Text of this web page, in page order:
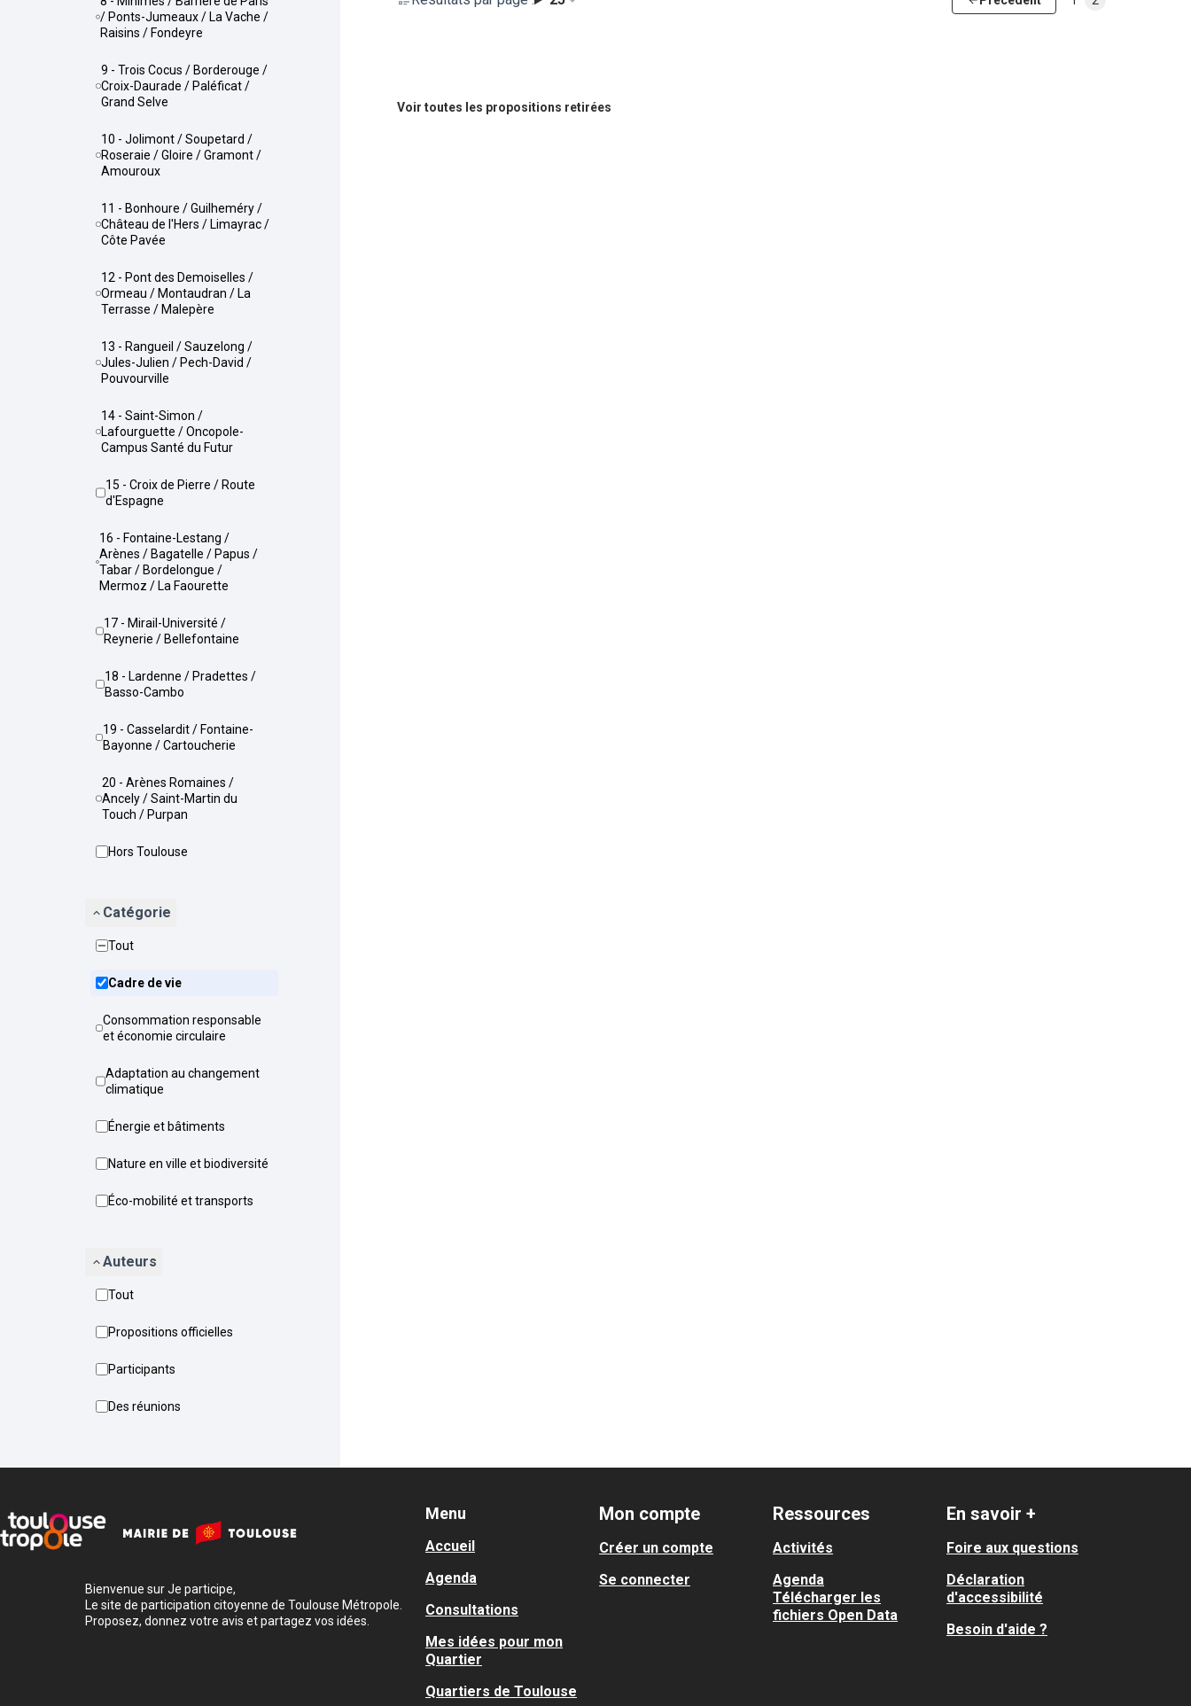
/ Ponts-Jumeaux / La Vache /
Raisins / Fondeyre
9 - Trois Cocus / Borderouge /
Croix-Daurade / Paléficat /
Grand Selve
10 - Jolimont / Soupetard /
Roseraie / Gloire / Gramont /
Amouroux
11 - Bonhoure / Guilheméry /
Château de l'Hers / Limayrac /
Côte Pavée
12 - Pont des Demoiselles /
Ormeau / Montaudran / La
Terrasse / Malepère
13 - Rangueil / Sauzelong /
Jules-Julien / Pech-David /
Pouvourville
14 - Saint-Simon /
Lafourguette / Oncopole-
Campus Santé du Futur
15 - Croix de Pierre / Route
d'Espagne
16 - Fontaine-Lestang /
Arènes / Bagatelle / Papus /
Tabar / Bordelongue /
Mermoz / La Faourette
17 - Mirail-Université /
Reynerie / Bellefontaine
18 - Lardenne / Pradettes /
Basso-Cambo
19 - Casselardit / Fontaine-
Bayonne / Cartoucherie
20 - Arènes Romaines /
Ancely / Saint-Martin du
Touch / Purpan
Hors Toulouse
Catégorie
Tout
Cadre de vie
Consommation responsable
et économie circulaire
Adaptation au changement
climatique
Énergie et bâtiments
Nature en ville et biodiversité
Éco-mobilité et transports
Auteurs
Tout
Propositions officielles
Participants
Des réunions
Voir toutes les propositions retirées
Bienvenue sur Je participe,
Le site de participation citoyenne de Toulouse Métropole.
Proposez, donnez votre avis et partagez vos idées.
Menu
Accueil
Agenda
Consultations
Mes idées pour mon
Quartier
Quartiers de Toulouse
Mon compte
Créer un compte
Se connecter
Ressources
Activités
Agenda
Télécharger les
fichiers Open Data
En savoir +
Foire aux questions
Déclaration
d'accessibilité
Besoin d'aide ?